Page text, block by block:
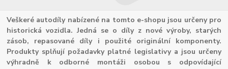
Veškeré autodíly nabízené na tomto e-shopu jsou určeny pro
historická vozidla. Jedná se o díly z nové výroby, starých
zásob, repasované díly i použité originální komponenty.
Produkty splňují požadavky platné legislativy a jsou určeny
výhradně k odborné montáži osobou s odpovídající